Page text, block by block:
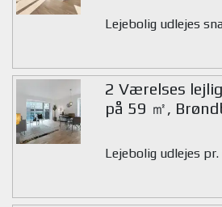
Lejebolig udlejes
2 Værelses
på 59 ㎡,
Lejebolig udlejes